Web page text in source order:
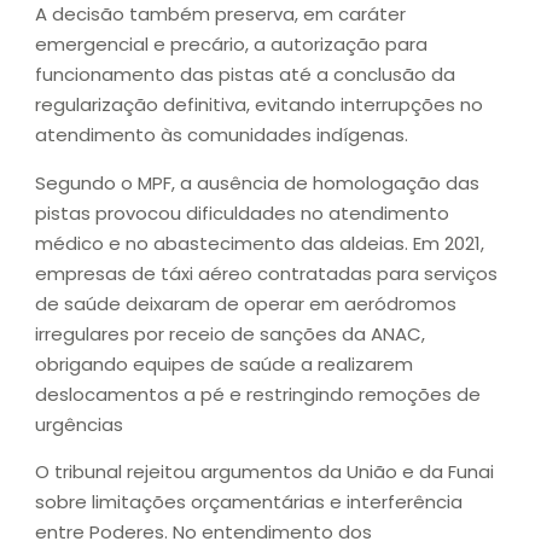
A decisão também preserva, em caráter
emergencial e precário, a autorização para
funcionamento das pistas até a conclusão da
regularização definitiva, evitando interrupções no
atendimento às comunidades indígenas.
Segundo o MPF, a ausência de homologação das
pistas provocou dificuldades no atendimento
médico e no abastecimento das aldeias. Em 2021,
empresas de táxi aéreo contratadas para serviços
de saúde deixaram de operar em aeródromos
irregulares por receio de sanções da ANAC,
obrigando equipes de saúde a realizarem
deslocamentos a pé e restringindo remoções de
urgências
O tribunal rejeitou argumentos da União e da Funai
sobre limitações orçamentárias e interferência
entre Poderes. No entendimento dos